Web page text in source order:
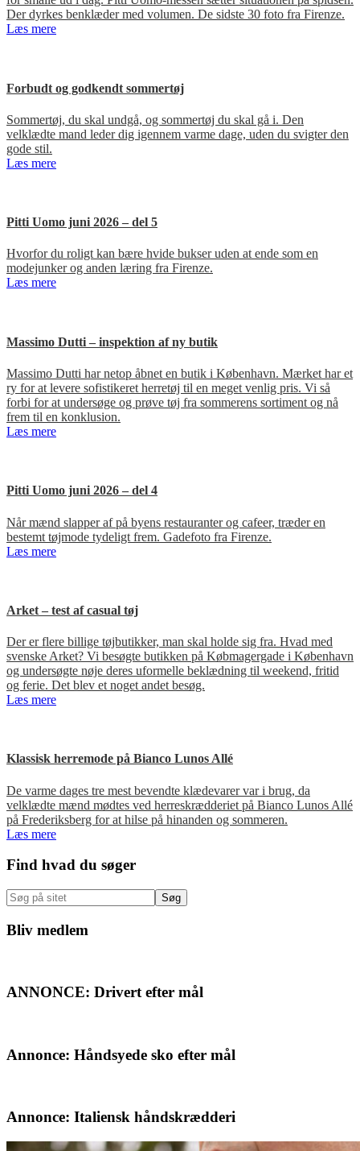
Der dyrkes benklæder med volumen. De sidste 30 foto fra Firenze.
Læs mere
Forbudt og godkendt sommertøj
Sommertøj, du skal undgå, og sommertøj du skal gå i. Den
velklædte mand leder dig igennem varme dage, uden du svigter den
gode stil.
Læs mere
Pitti Uomo juni 2026 – del 5
Hvorfor du roligt kan bære hvide bukser uden at ende som en
modejunker og anden læring fra Firenze.
Læs mere
Massimo Dutti – inspektion af ny butik
Massimo Dutti har netop åbnet en butik i København. Mærket har et
ry for at levere sofistikeret herretøj til en meget venlig pris. Vi så
forbi for at undersøge og prøve tøj fra sommerens sortiment og nå
frem til en konklusion.
Læs mere
Pitti Uomo juni 2026 – del 4
Når mænd slapper af på byens restauranter og cafeer, træder en
bestemt tøjmode tydeligt frem. Gadefoto fra Firenze.
Læs mere
Arket – test af casual tøj
Der er flere billige tøjbutikker, man skal holde sig fra. Hvad med
svenske Arket? Vi besøgte butikken på Købmagergade i København
og undersøgte nøje deres uformelle beklædning til weekend, fritid
og ferie. Det blev et noget andet besøg.
Læs mere
Klassisk herremode på Bianco Lunos Allé
De varme dages tre mest bevendte klædevarer var i brug, da
velklædte mænd mødtes ved herreskrædderiet på Bianco Lunos Allé
på Frederiksberg for at hilse på hinanden og sommeren.
Læs mere
Primær
Sidebar
Find hvad du søger
Søg
på
sitet
Bliv medlem
ANNONCE: Drivert efter mål
Annonce: Håndsyede sko efter mål
Annonce: Italiensk håndskrædderi